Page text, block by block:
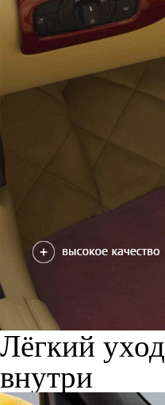
Лёгкий уход
внутри